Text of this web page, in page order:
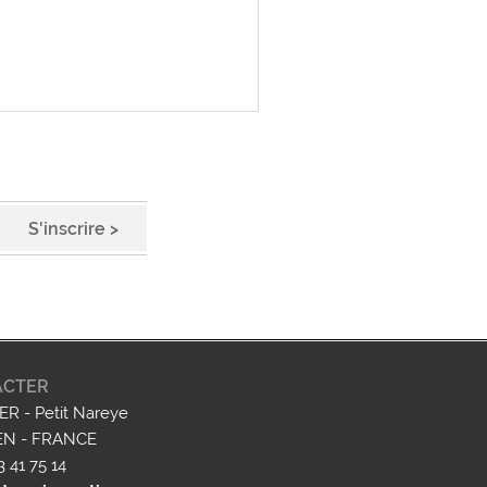
- Petit Nareye
- FRANCE
41 75 14